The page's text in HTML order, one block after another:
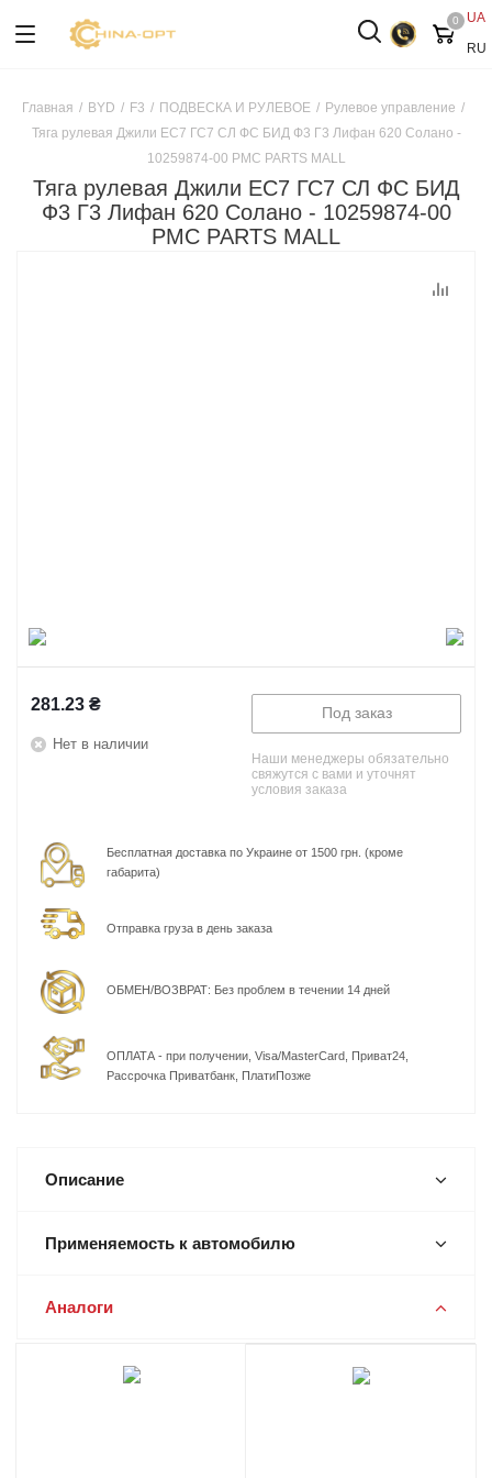
UA
RU
0
Главная / BYD / F3 / ПОДВЕСКА И РУЛЕВОЕ / Рулевое управление /
Тяга рулевая Джили ЕС7 ГС7 СЛ ФС БИД Ф3 Г3 Лифан 620 Солано -
10259874-00 PMC PARTS MALL
Тяга рулевая Джили ЕС7 ГС7 СЛ ФС БИД
Ф3 Г3 Лифан 620 Солано - 10259874-00
PMC PARTS MALL
281.23 ₴
Нет в наличии
Под заказ
Наши менеджеры обязательно
свяжутся с вами и уточнят
условия заказа
Бесплатная доставка по Украине от 1500 грн. (кроме
габарита)
Отправка груза в день заказа
ОБМЕН/ВОЗВРАТ: Без проблем в течении 14 дней
ОПЛАТА - при получении, Visa/MasterCard, Приват24,
Рассрочка Приватбанк, ПлатиПозже
Описание
Применяемость к автомобилю
Аналоги